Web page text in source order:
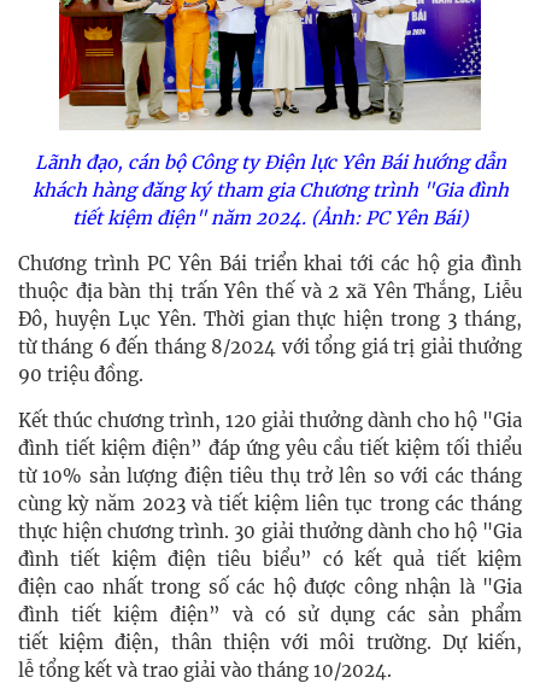
Lãnh đạo, cán bộ Công ty Điện lực Yên Bái hướng dẫn
khách hàng đăng ký tham gia Chương trình "Gia đình
tiếtkiệm điện"năm 2024. (Ảnh: PC Yên Bái)
Chương trình PC Yên Bái triển khai tới các hộ gia đình
thuộc địa bàn thị trấn Yên thế và 2 xã Yên Thắng, Liễu
Đô, huyện Lục Yên. Thời gian thực hiện trong 3 tháng,
từtháng 6 đến tháng 8/2024 với tổng giá trị giải thưởng
90 triệu đồng.
Kết thúc chương trình, 120 giải thưởng dành cho hộ "Gia
đình tiết kiệm điện” đáp ứng yêu cầu tiết kiệm tối thiểu
từ 10% sản lượng điện tiêu thụ trở lên so với các tháng
cùng kỳ năm 2023 và tiết kiệm liên tục trong các tháng
thực hiện chương trình. 30 giải thưởng dành cho hộ "Gia
đình tiết kiệm điện tiêu biểu” có kết quả tiết kiệm
điện cao nhất trong số các hộ được công nhận là "Gia
đình tiết kiệm điện” và có sử dụng các sản phẩm
tiết kiệm điện, thân thiện với môi trường. Dự kiến,
lễ tổng kết và trao giải vào tháng 10/2024.